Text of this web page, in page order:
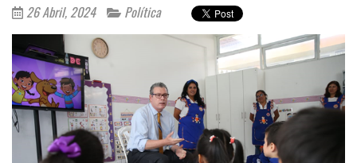
26 Abril, 2024 Política